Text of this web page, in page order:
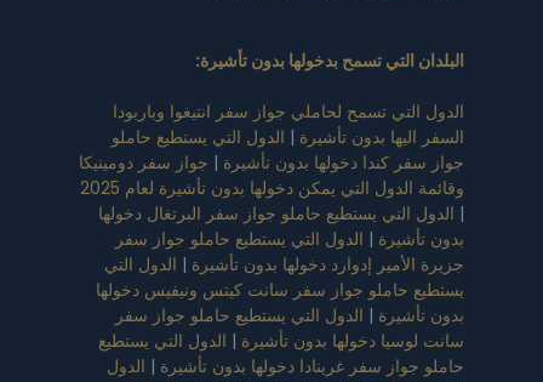
البلدان التي تسمح بدخولها بدون تأشيرة:
الدول التي تسمح لحاملي جواز سفر انتيغوا وباربودا
السفر اليها بدون تأشيرة | الدول التي يستطيع حاملو
جواز سفر كندا دخولها بدون تأشيرة | جواز سفر دومينيكا
وقائمة الدول التي يمكن دخولها بدون تأشيرة لعام 2025
| الدول التي يستطيع حاملو جواز سفر البرتغال دخولها
بدون تأشيرة | الدول التي يستطيع حاملو جواز سفر
جزيرة الأمير إدوارد دخولها بدون تأشيرة | الدول التي
يستطيع حاملو جواز سفر سانت كيتس ونيفيس دخولها
بدون تأشيرة | الدول التي يستطيع حاملو جواز سفر
سانت لوسيا دخولها بدون تأشيرة | الدول التي يستطيع
حاملو جواز سفر غرينادا دخولها بدون تأشيرة | الدول